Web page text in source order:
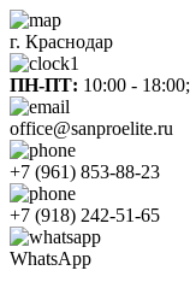
г. Краснодар
ПН-ПТ: 10:00 - 18:00;
office@sanproelite.ru
+7 (961) 853-88-23
+7 (918) 242-51-65
WhatsApp